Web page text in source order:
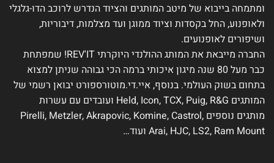
ומתמחה בייבוא של מיטב המותגים והציוד הנדרש לרוכב הדו-גלגלי
ולאופנוע, החל בקסדות וציוד ממוגן ועד מצלמות, דיבוריות,
ושיפורים לאופנועים.
החברה מייבאת את המותג ההולנדי היוקרתי REV'IT! שמפתחת
כבר מעל 80 שנה מיגון איכותי ברמה הכי גבוהה שניתן למצוא
בתחום בשוק העולמי. בנוסף, איי.די.מוטורספורט יבואן רשמי של
המותגים Held, Icon, TCX, Puig, R&G ועובדים עם עשרות
מותגים נוספים Pirelli, Metzler, Akrapovic, Komine, Castrol,
Arai, HJC, LS2, Ram Mount ועוד…